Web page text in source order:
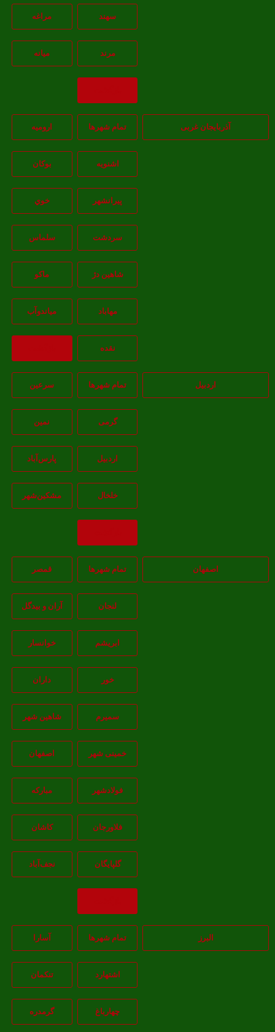
سهند مراغه
آذربایجان غربی تمام شهر‌ها اروميه
اشنويه بوکان
پيرانشهر
سردشت سلماس
شاهين دژ
مهاباد مياندوآب
اردبیل تمام شهر‌ها سرعین
گرمی
اردبيل پارس‌آباد
خلخال مشکين‌شهر
اصفهان تمام شهر‌ها قمصر
لنجان آران و بیدگل
ابریشم خوانسار
داران
سمیرم شاهین شهر
خمینی شهر اصفهان
فولادشهر مبارکه
فلاورجان کاشان
گلپايگان نجف‌آباد
تمام شهر‌ها
اشتهارد تنکمان
چهارباغ گرمدره